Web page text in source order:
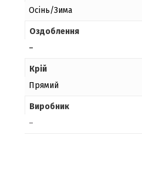
Осінь/Зима
Оздоблення
–
Крій
Прямий
Виробник
–